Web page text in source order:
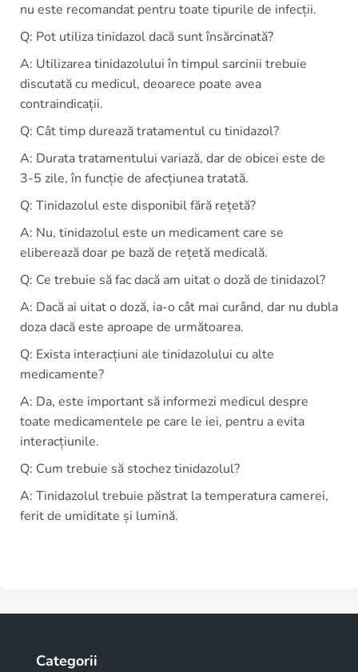
nu este recomandat pentru toate tipurile de infecții.
Q: Pot utiliza tinidazol dacă sunt însărcinată?
A: Utilizarea tinidazolului în timpul sarcinii trebuie
discutată cu medicul, deoarece poate avea
contraindicații.
Q: Cât timp durează tratamentul cu tinidazol?
A: Durata tratamentului variază, dar de obicei este de
3-5 zile, în funcție de afecțiunea tratată.
Q: Tinidazolul este disponibil fără rețetă?
A: Nu, tinidazolul este un medicament care se
eliberează doar pe bază de rețetă medicală.
Q: Ce trebuie să fac dacă am uitat o doză de tinidazol?
A: Dacă ai uitat o doză, ia-o cât mai curând, dar nu dubla
doza dacă este aproape de următoarea.
Q: Exista interacțiuni ale tinidazolului cu alte
medicamente?
A: Da, este important să informezi medicul despre
toate medicamentele pe care le iei, pentru a evita
interacțiunile.
Q: Cum trebuie să stochez tinidazolul?
A: Tinidazolul trebuie păstrat la temperatura camerei,
ferit de umiditate și lumină.
Categorii